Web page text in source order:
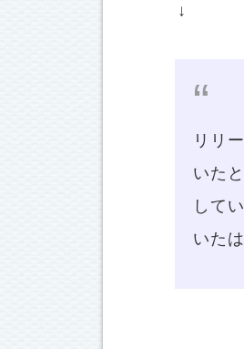
↓
リリ
いた
して
いた